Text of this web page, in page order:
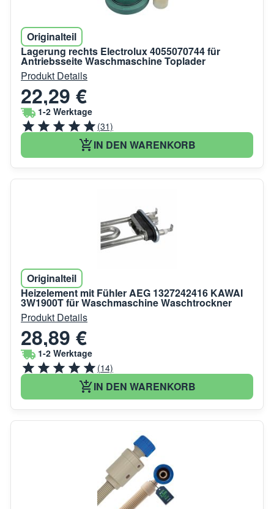
Originalteil
Lagerung rechts Electrolux 4055070744 für
Antriebsseite Waschmaschine Toplader
Produkt Details
22,29 €
1-2 Werktage
(31)
IN DEN WARENKORB
Originalteil
Heizelement mit Fühler AEG 1327242416 KAWAI
3W1900T für Waschmaschine Waschtrockner
Produkt Details
28,89 €
1-2 Werktage
(14)
IN DEN WARENKORB